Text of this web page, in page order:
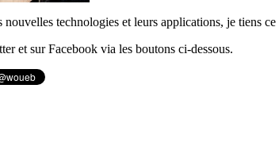
technologies et leurs applications, je tiens ce
et sur Facebook via les boutons ci-dessous.